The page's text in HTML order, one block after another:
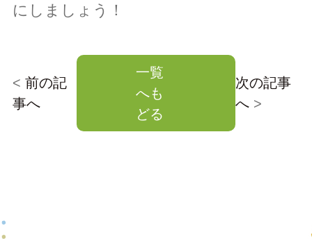
にしましょう！
< 前の記
事へ
一覧
へも
どる
次の記事
へ>